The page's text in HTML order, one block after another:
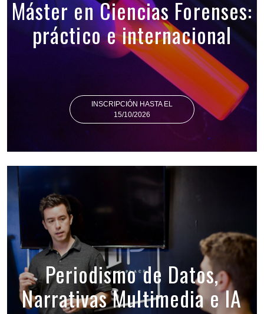
Máster en Ciencias Forenses:
práctico e internacional
INSCRIPCIÓN HASTA EL
15/10/2026
Periodismo de Datos,
Narrativas Multimedia e IA